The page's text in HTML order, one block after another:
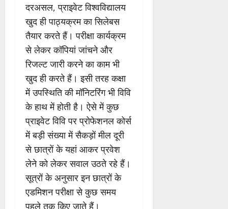
दरअसल, प्राइवेट विश्वविद्यालय
खुद ही पाठ्यक्रम का सिलेबस
तैयार करते हैं। परीक्षा कार्यक्रम
से लेकर कॉपियां जांचने और
रिजल्ट जारी करने का काम भी
खुद ही करते हैं। इसी तरह कक्षा
में उपस्थिति की मॉनिटरिंग भी विवि
के हाथ में होती है। ऐसे में कुछ
प्राइवेट विवि पर प्रोफेशनल कोर्स
में बड़ी संख्या में सैकड़ों मील दूरी
से छात्रों के यहां आकर प्रवेश
लेने को लेकर सवाल उठते रहे हैं।
सूत्रों के अनुसार इन छात्रों के
एडमिशन परीक्षा से कुछ समय
पहले तक किए जाते हैं।